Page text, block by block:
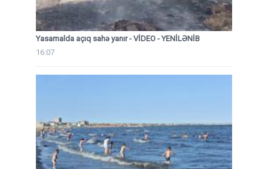
Yasamalda açıq sahə yanır - VİDEO - YENİLƏNİB
16:07